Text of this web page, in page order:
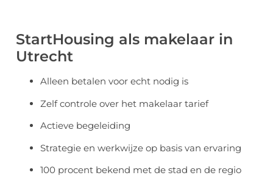
StartHousing als makelaar in
Utrecht
Alleen betalen voor echt nodig is
Zelf controle over het makelaar tarief
Actieve begeleiding
Strategie en werkwijze op basis van ervaring
100 procent bekend met de stad en de regio